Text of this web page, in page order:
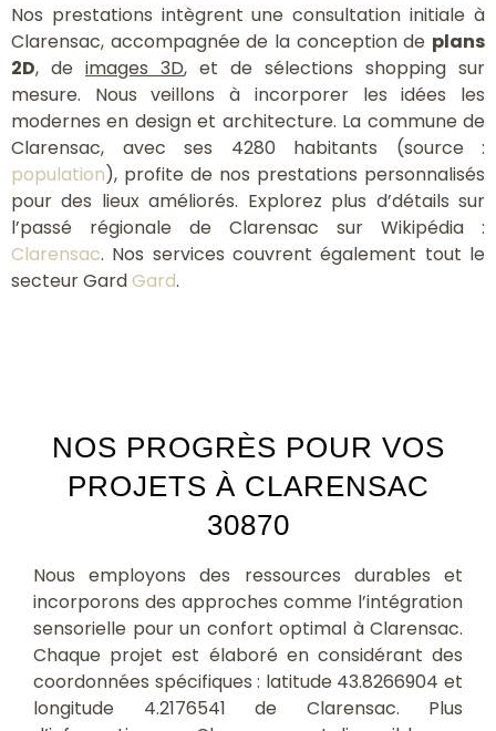
Nos prestations intègrent une consultation initiale à
Clarensac, accompagnée de la conception de plans
2D, de images 3D, et de sélections shopping sur
mesure. Nous veillons à incorporer les idées les
modernes en design et architecture. La commune de
Clarensac, avec ses 4280 habitants (source :
population), profite de nos prestations personnalisés
pour des lieux améliorés. Explorez plus d’détails sur
l’passé régionale de Clarensac sur Wikipédia :
Clarensac. Nos services couvrent également tout le
secteur GardGard.
NOS PROGRÈS POUR VOS
PROJETS À CLARENSAC
30870
Nous employons des ressources durables et
incorporons des approches comme l’intégration
sensorielle pour un confort optimal à Clarensac.
Chaque projet est élaboré en considérant des
coordonnées spécifiques : latitude 43.8266904 et
longitude 4.2176541 de Clarensac. Plus